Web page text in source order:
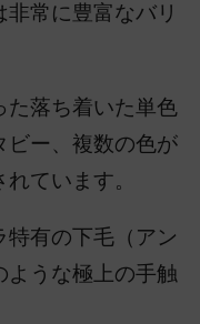
常に豊富なバリ
た落ち着いた単色
ビー、複数の色が
ています。
特有の下毛（アン
ような極上の手触